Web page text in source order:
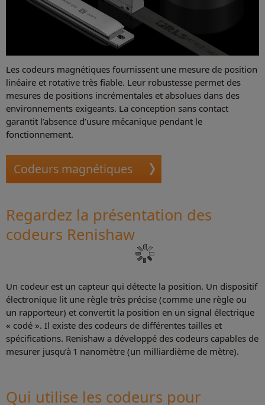
Les codeurs magnétiques fournissent une mesure de position
linéaire et rotative très fiable. Leur robustesse permet des
mesures de positions incrémentales et absolues dans des
environnements exigeants. La conception sans contact
garantit l’absence d’usure mécanique pendant le
fonctionnement.
Codeurs magnétiques
Regardez la présentation des
codeurs Renishaw
Un codeur est un capteur qui détecte la position. Un dispositif
électronique lit une règle très précise (comme une règle ou
un rapporteur) et convertit la position en un signal électrique
« codé ». Il existe des codeurs de différentes tailles et
spécifications. Renishaw a développé des codeurs capables de
mesurer jusqu’à 1 nanomètre (un milliardième de mètre).
Qui utilise les codeurs pour